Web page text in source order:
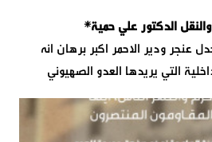
الدكتور علي حمية*
عنجر ودير الاحمر اكبر برهان انه
التي يريدها العدو الصهيوني